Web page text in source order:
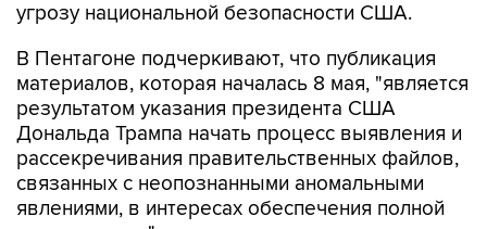
В Пентагоне подчеркивают, что публикация
результатом указания президента США
Дональда Трампа начать процесс выявления и
рассекречивания правительственных файлов,
связанных с неопознанными аномальными
явлениями, в интересах обеспечения полной
прозрачности".